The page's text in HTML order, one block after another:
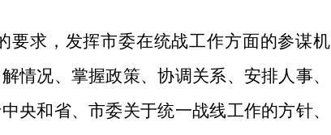
要求，发挥市委在统战工作方面的参谋机
情况、掌握政策、协调关系、安排人事、
央和省、市委关于统一战线工作的方针、